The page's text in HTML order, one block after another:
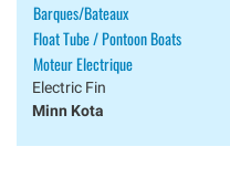
Barques/bateaux
Float Tube / Pontoon Boats
Moteur Electrique
Electric Fin
Minn Kota